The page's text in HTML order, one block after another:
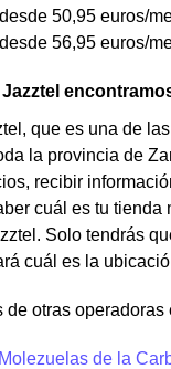
50,95 euros/
56,95 euros/
que es una de
la provincia de
recibir
cuál es tu
Solo tendrás
cuál es la
de otras
de la